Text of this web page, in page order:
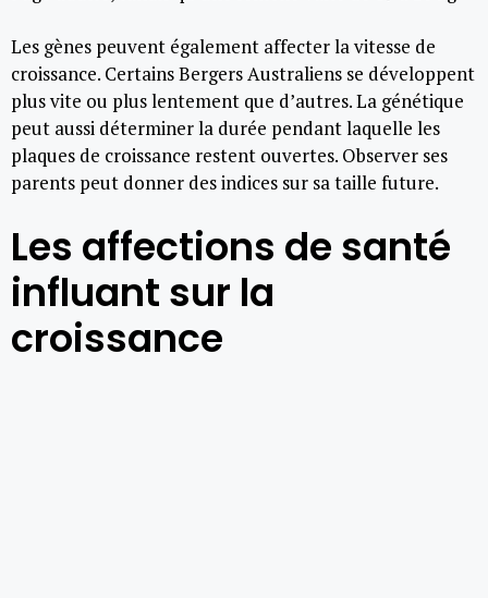
Les gènes peuvent également affecter la vitesse de
croissance. Certains Bergers Australiens se développent
plus vite ou plus lentement que d’autres. La génétique
peut aussi déterminer la durée pendant laquelle les
plaques de croissance restent ouvertes. Observer ses
parents peut donner des indices sur sa taille future.
Les affections de santé
influant sur la
croissance